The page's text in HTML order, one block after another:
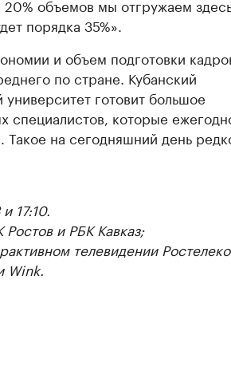
объемов мы отгружаем
порядка 35%».
и объем подготовки
по стране. Кубанский
готовит большое
специалистов, которые
Такое на сегодняшний день
17:10.
и РБК Кавказ;
телевидении
Wink.